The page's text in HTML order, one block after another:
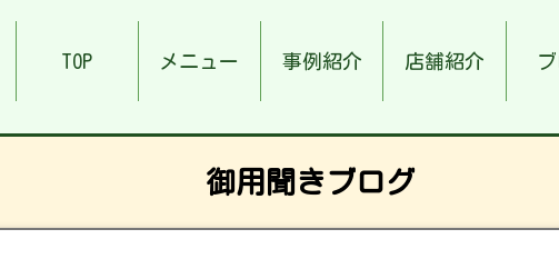
TOP メニュー 事例紹介 店舗紹介
御用聞きブログ